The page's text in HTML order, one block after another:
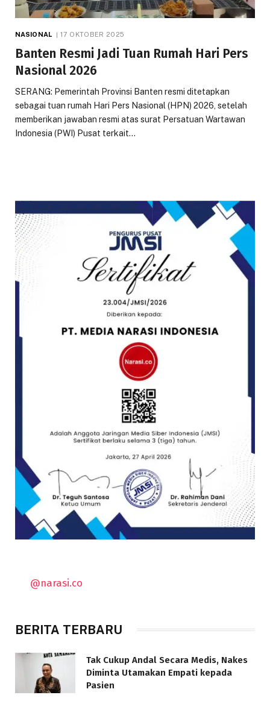
NASIONAL 17 OKTOBER 2025
Banten Resmi Jadi Tuan Rumah Hari Pers
Nasional 2026
SERANG: Pemerintah Provinsi Banten resmi ditetapkan
sebagai tuan rumah Hari Pers Nasional (HPN) 2026, setelah
memberikan jawaban resmi atas surat Persatuan Wartawan
Indonesia (PWI) Pusat terkait…
@narasi.co
BERITA TERBARU
Tak Cukup Andal Secara Medis, Nakes
Diminta Utamakan Empati kepada
Pasien